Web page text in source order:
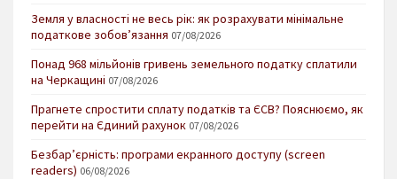
Земля у власності не весь рік: як розрахувати мінімальне
податкове зобов’язання 07/08/2026
Понад 968 мільйонів гривень земельного податку сплатили
на Черкащині 07/08/2026
Прагнете спростити сплату податків та ЄСВ? Пояснюємо, як
перейти на Єдиний рахунок 07/08/2026
Безбар’єрність: програми екранного доступу (screen
readers) 06/08/2026